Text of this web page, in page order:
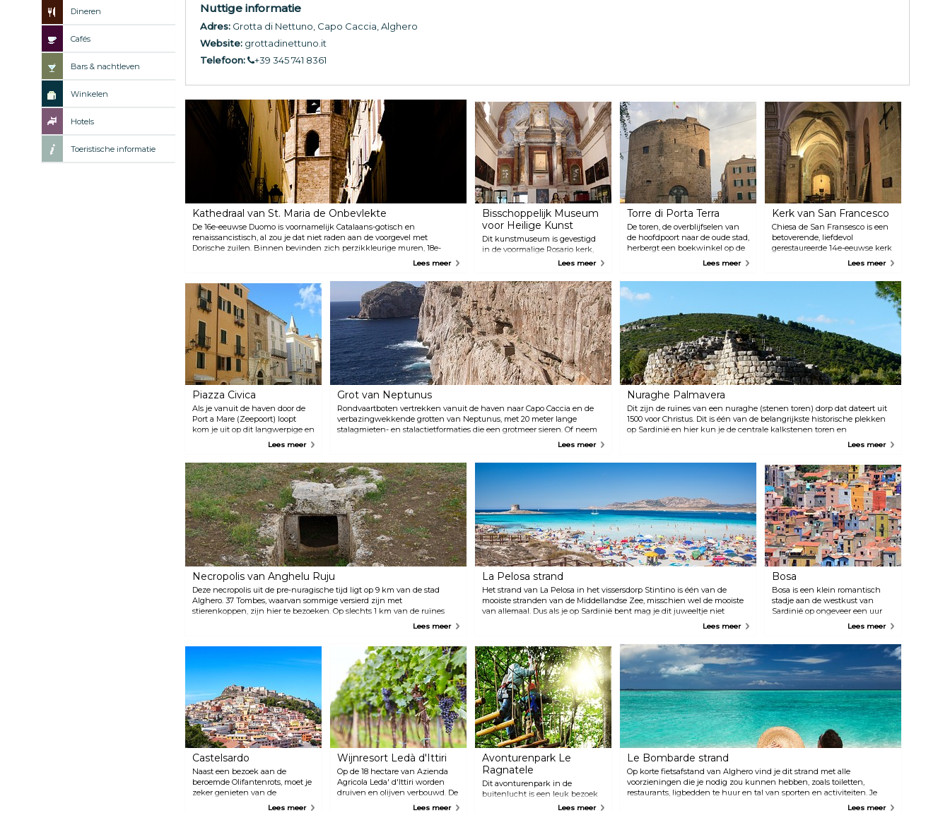
Dineren
Cafés
Bars & nachtleven
Winkelen
Hotels
Toeristische informatie
Nuttige informatie
Adres: Grotta di Nettuno, Capo Caccia, Alghero
Website: grottadinettuno.it
Telefoon:
+39 345 741 8361
Kathedraal van St. Maria de Onbevlekte
De 16e-eeuwse Duomo is voornamelijk Catalaans-gotisch en
renaissancistisch, al zou je dat niet raden aan de voorgevel met
Dorische zuilen. Binnen bevinden zich perzikkleurige muren, 18e-
eeuwse kapellen en indrukwekkende barokke marmeren balustrades
Lees meer
Bisschoppelijk Museum
voor Heilige Kunst
Dit kunstmuseum is gevestigd
in de voormalige Rosario kerk,
naast de kathedraal, en het is de
religieuze kunst van
onschatbare waarde. Ze tonen
ook Afrikaanse heilige
schilderijen en kunstwerken.
Lees meer
Torre di Porta Terra
De toren, de overblijfselen van
de hoofdpoort naar de oude stad,
herbergt een boekwinkel op de
begane grond. Op de
touchscreens een virtuele reis
door de geschiedenis van
Alghero, en een terras op de
bovenste verdieping biedt een
panoramisch uitzicht op de stad
en de haven.
Lees meer
Kerk van San Francesco
Chiesa de San Fransesco is een
betoverende, liefdevol
gerestaureerde 14e-eeuwse kerk
met een mix van romaanse,
renaissancestijlen. Het biedt ook
Lees meer
Piazza Civica
Als je vanuit de haven door de
Port a Mare (Zeepoort) loopt
kom je uit op dit langwerpige en
vaak erg drukke plein. Het
laatmiddeleeuwse Catalaanse
gevel van het Palazzo d’Albis.
Lees meer
Grot van Neptunus
Rondvaartboten vertrekken vanuit de haven naar Capo Caccia en de
verbazingwekkende grotten van Neptunus, met 20 meter lange
stalagmieten- en stalactietformaties die een grotmeer sieren. Of neem
de bus naar Capo Caccia en neem de steile en indrukwekkende 656
omhoog!
Lees meer
Nuraghe Palmavera
Dit zijn de ruïnes van een nuraghe (stenen toren) dorp dat dateert uit
1500 voor Christus. Dit is één van de belangrijkste historische plekken
op Sardinië en hier kun je de centrale kalkstenen toren en
Lees meer
Necropolis van Anghelu Ruju
Deze necropolis uit de pre-nuragische tijd ligt op 9 km van de stad
Alghero. 37 Tombes, waarvan sommige versierd zijn met
stierenkoppen, zijn hier te bezoeken. Op slechts 1 km van de ruïnes
kun je een klein museum bezoeken, Museo e Tenuta Vitivinicola, waar
Lees meer
La Pelosa strand
Het strand van La Pelosa in het vissersdorp Stintino is één van de
mooiste stranden van de Middellandse Zee, misschien wel de mooiste
van allemaal. Dus als je op Sardinië bent mag je dit juweeltje niet
missen. Het ligt op ongeveer een uur rijden van Alghero, dus neem een
Lees meer
Bosa
Bosa is een klein romantisch
stadje aan de westkust van
Sardinië op ongeveer een uur
rijden van Alghero. Slenter door
pastelkleurige huizen. Aan de
ene kant van de stad vind je
een majestueus strand en aan
de andere kant een rivier. De rit
zelf vanuit Alghero langs de zee
is al de moeite waard.
Lees meer
Castelsardo
Naast een bezoek aan de
beroemde Olifantenrots, moet je
zeker genieten van de
delicatessen van dezeLees meer
Wijnresort Ledà d'Ittiri
Op de 18 hectare van Azienda
Agricola Leda' d'Ittiri worden
druiven en olijven verbouwd. De
eigenaresse neemt gasten graag
Lees meer
Avonturenpark Le
Ragnatele
Dit avonturenpark in de
buitenlucht is een leuk bezoek
voor zowel volwassenen als
Lees meer
Le Bombarde strand
Op korte fietsafstand van Alghero vind je dit strand met alle
voorzieningen die je nodig zou kunnen hebben, zoals toiletten,
restaurants, ligbedden te huur en tal van sporten en activiteiten. Je
Lees meer